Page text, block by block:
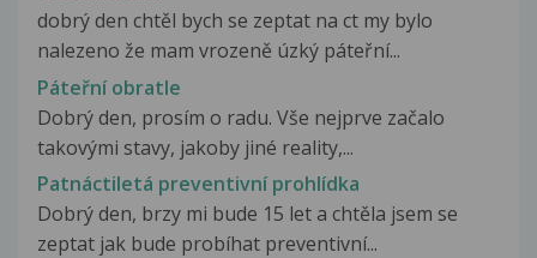
dobrý den chtěl bych se zeptat na ct my bylo
nalezeno že mam vrozeně úzký páteřní...
Páteřní obratle
Dobrý den, prosím o radu. Vše nejprve začalo
takovými stavy, jakoby jiné reality,...
Patnáctiletá preventivní prohlídka
Dobrý den, brzy mi bude 15 let a chtěla jsem se
zeptat jak bude probíhat preventivní...